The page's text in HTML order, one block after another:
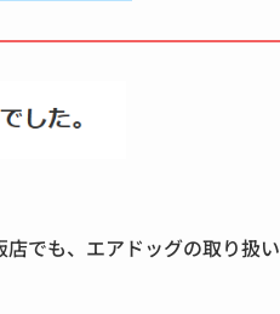
でも、エアドッグの取り扱い